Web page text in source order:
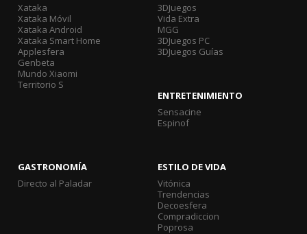
Xataka
Xataka Móvil
Xataka Android
Xataka Smart Home
Applesfera
Genbeta
Mundo Xiaomi
Territorio S
3DJuegos
Vida Extra
MGG
3DJuegos PC
3DJuegos Guías
ENTRETENIMIENTO
Sensacine
Espinof
GASTRONOMÍA
Directo al Paladar
ESTILO DE VIDA
Vitónica
Trendencias
Decoesfera
Compradiccion
Poprosa